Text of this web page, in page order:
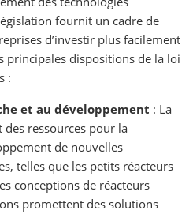
fournit un cadre de
d’investir plus facilement
principales dispositions de la loi
:
et au développement : La
ressources pour la
de nouvelles
telles que les petits réacteurs
conceptions de réacteurs
promettent des solutions